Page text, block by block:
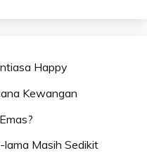
Happy
Kewangan
lama Masih Sedikit